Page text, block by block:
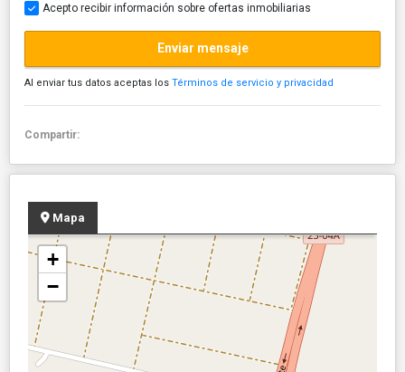
Acepto recibir información sobre ofertas inmobiliarias
Enviar mensaje
Al enviar tus datos aceptas los Términos de servicio y privacidad
Compartir:
Mapa
+
−